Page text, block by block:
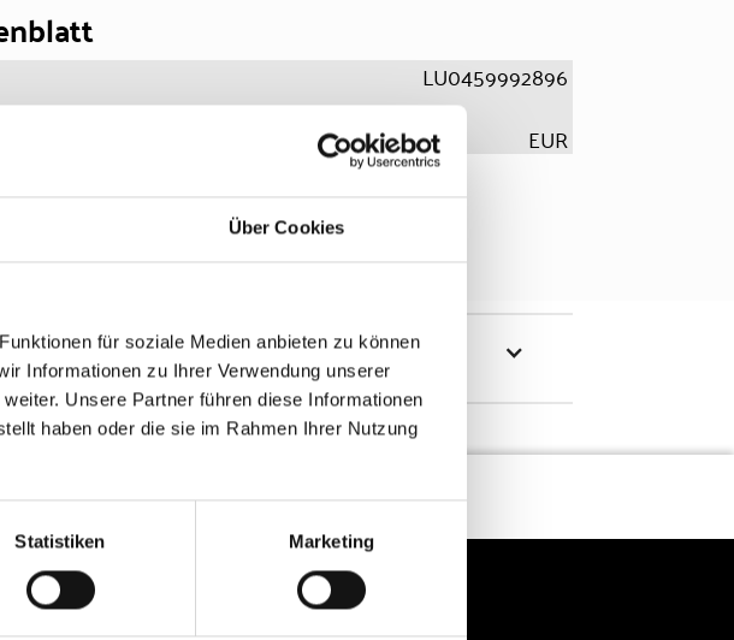
Über Cookies
für soziale Medien anbieten zu können
Informationen zu Ihrer Verwendung unserer
Unsere Partner führen diese Informationen
haben oder die sie im Rahmen Ihrer Nutzung
Statistiken Marketing
LU0459992896
EUR
& Risiken